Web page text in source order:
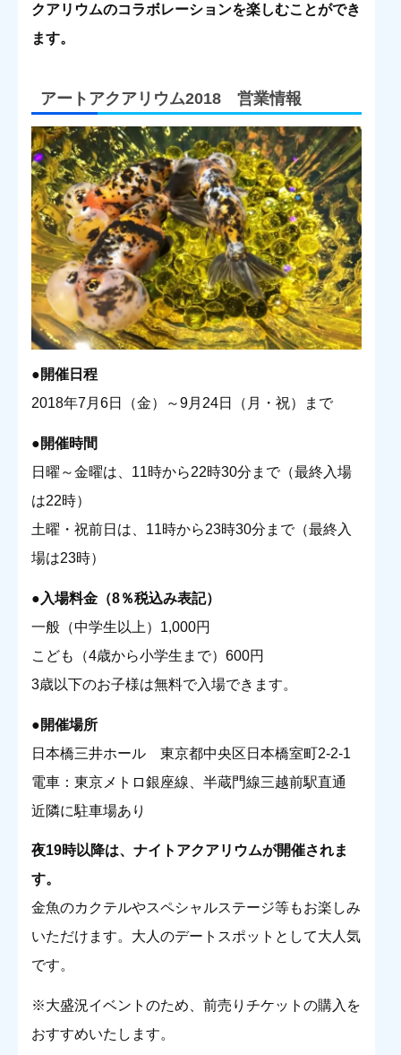
クアリウムのコラボレーションを楽しむことができ
ます。
アートアクアリウム2018 営業情報
●開催日程
2018年7月6日（金）～9月24日（月・祝）まで
●開催時間
日曜～金曜は、11時から22時30分まで（最終入場
は22時）
土曜・祝前日は、11時から23時30分まで（最終入
場は23時）
●入場料金（8％税込み表記）
一般（中学生以上）1,000円
こども（4歳から小学生まで）600円
3歳以下のお子様は無料で入場できます。
●開催場所
日本橋三井ホール 東京都中央区日本橋室町2-2-1
電車：東京メトロ銀座線、半蔵門線三越前駅直通
近隣に駐車場あり
夜19時以降は、ナイトアクアリウムが開催されま
す。
金魚のカクテルやスペシャルステージ等もお楽しみ
いただけます。大人のデートスポットとして大人気
です。
※大盛況イベントのため、前売りチケットの購入を
おすすめいたします。